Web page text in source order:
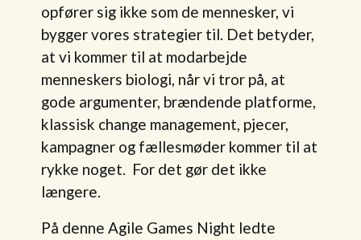
opfører sig ikke som de mennesker, vi
bygger vores strategier til. Det betyder,
at vi kommer til at modarbejde
menneskers biologi, når vi tror på, at
gode argumenter, brændende platforme,
klassisk change management, pjecer,
kampagner og fællesmøder kommer til at
rykke noget. For det gør det ikke
længere.
På denne Agile Games Night ledte